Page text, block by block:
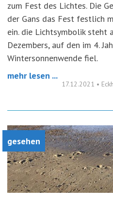
zum Fest des Lichtes. Die
der Gans das Fest festlich
ein. die Lichtsymbolik steht
Dezembers, auf den im 4.
Wintersonnenwende fiel.
mehr lesen ...
17.12.2021 •
gesehen